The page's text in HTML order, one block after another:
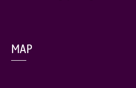
MAP